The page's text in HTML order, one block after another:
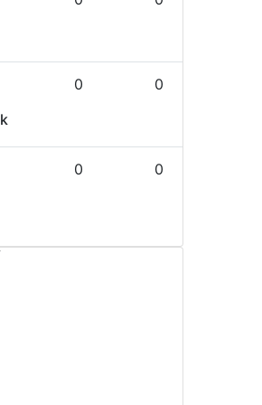
0 0
0 0